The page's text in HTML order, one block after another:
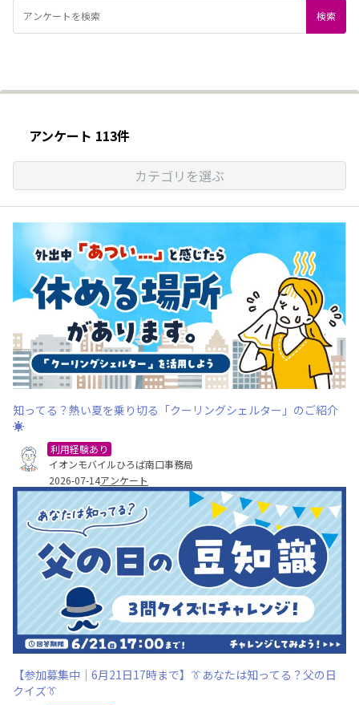
アンケート 113件
カテゴリを選ぶ
知ってる？熱い夏を乗り切る「クーリングシェルター」のご紹介
☀️
利用経験あり
イオンモバイルひろば南口事務局
2026-07-14アンケート
【参加募集中｜6月21日17時まで】👔あなたは知ってる？父の日
クイズ👔